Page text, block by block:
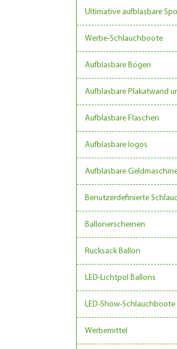
Ultimative aufblasbare
Werbe-Schlauchboote
Aufblasbare Bögen
Aufblasbare Plakatwand
Aufblasbare Flaschen
Aufblasbare logos
Aufblasbare
Benutzerdefinierte
Ballonerscheinen
Rucksack Ballon
LED-Lichtpol Ballons
LED-Show-Schlauchboote
Werbemittel